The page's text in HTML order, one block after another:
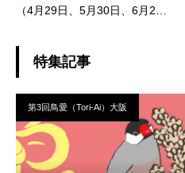
（4月29日、5月30日、6月21
特集記事
第3回鳥愛（Tori-Ai）大阪